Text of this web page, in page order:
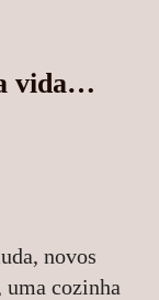
vida…
novos
uma cozinha